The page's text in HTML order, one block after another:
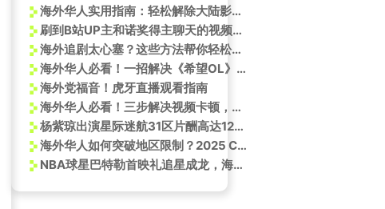
海外华人实用指南：轻松解除大陆影视音乐地区限制
刷到B站UP主和诺奖得主聊天的视频，我第一反应是：这届年轻人提问也太敢了！
海外追剧太心塞？这些方法帮你轻松解除地区限制，畅享国内影视资源
海外华人必看！一招解决《希望OL》挖宝玩法卡顿延迟问题
海外党福音！虎牙直播观看指南
海外华人必看！三步解决视频卡顿，轻松追剧无压力
杨紫琼出演星际迷航31区片酬高达1200万美元！揭秘星际联邦神秘组织
海外华人如何突破地区限制？2025 ChinaJoy完美世界参展阵容抢先看
NBA球星巴特勒首映礼追星成龙，海外华人如何解锁《捕风捉影》观看限制？